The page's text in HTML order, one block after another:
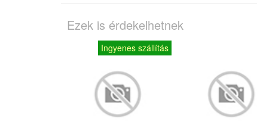
Ezek is érdekelhetnek
Ingyenes szállítás